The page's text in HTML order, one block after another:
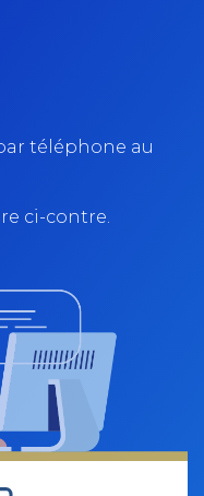
téléphone au
ci-contre.